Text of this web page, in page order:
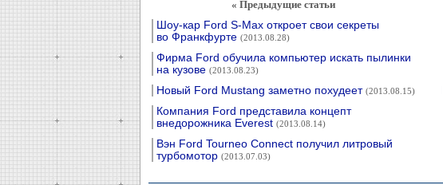
« Предыдущие статьи
Шоу-кар Ford S-Max откроет свои секреты
во Франкфурте (2013.08.28)
Фирма Ford обучила компьютер искать пылинки
на кузове (2013.08.23)
Новый Ford Mustang заметно похудеет (2013.08.15)
Компания Ford представила концепт
внедорожника Everest (2013.08.14)
Вэн Ford Tourneo Connect получил литровый
турбомотор (2013.07.03)